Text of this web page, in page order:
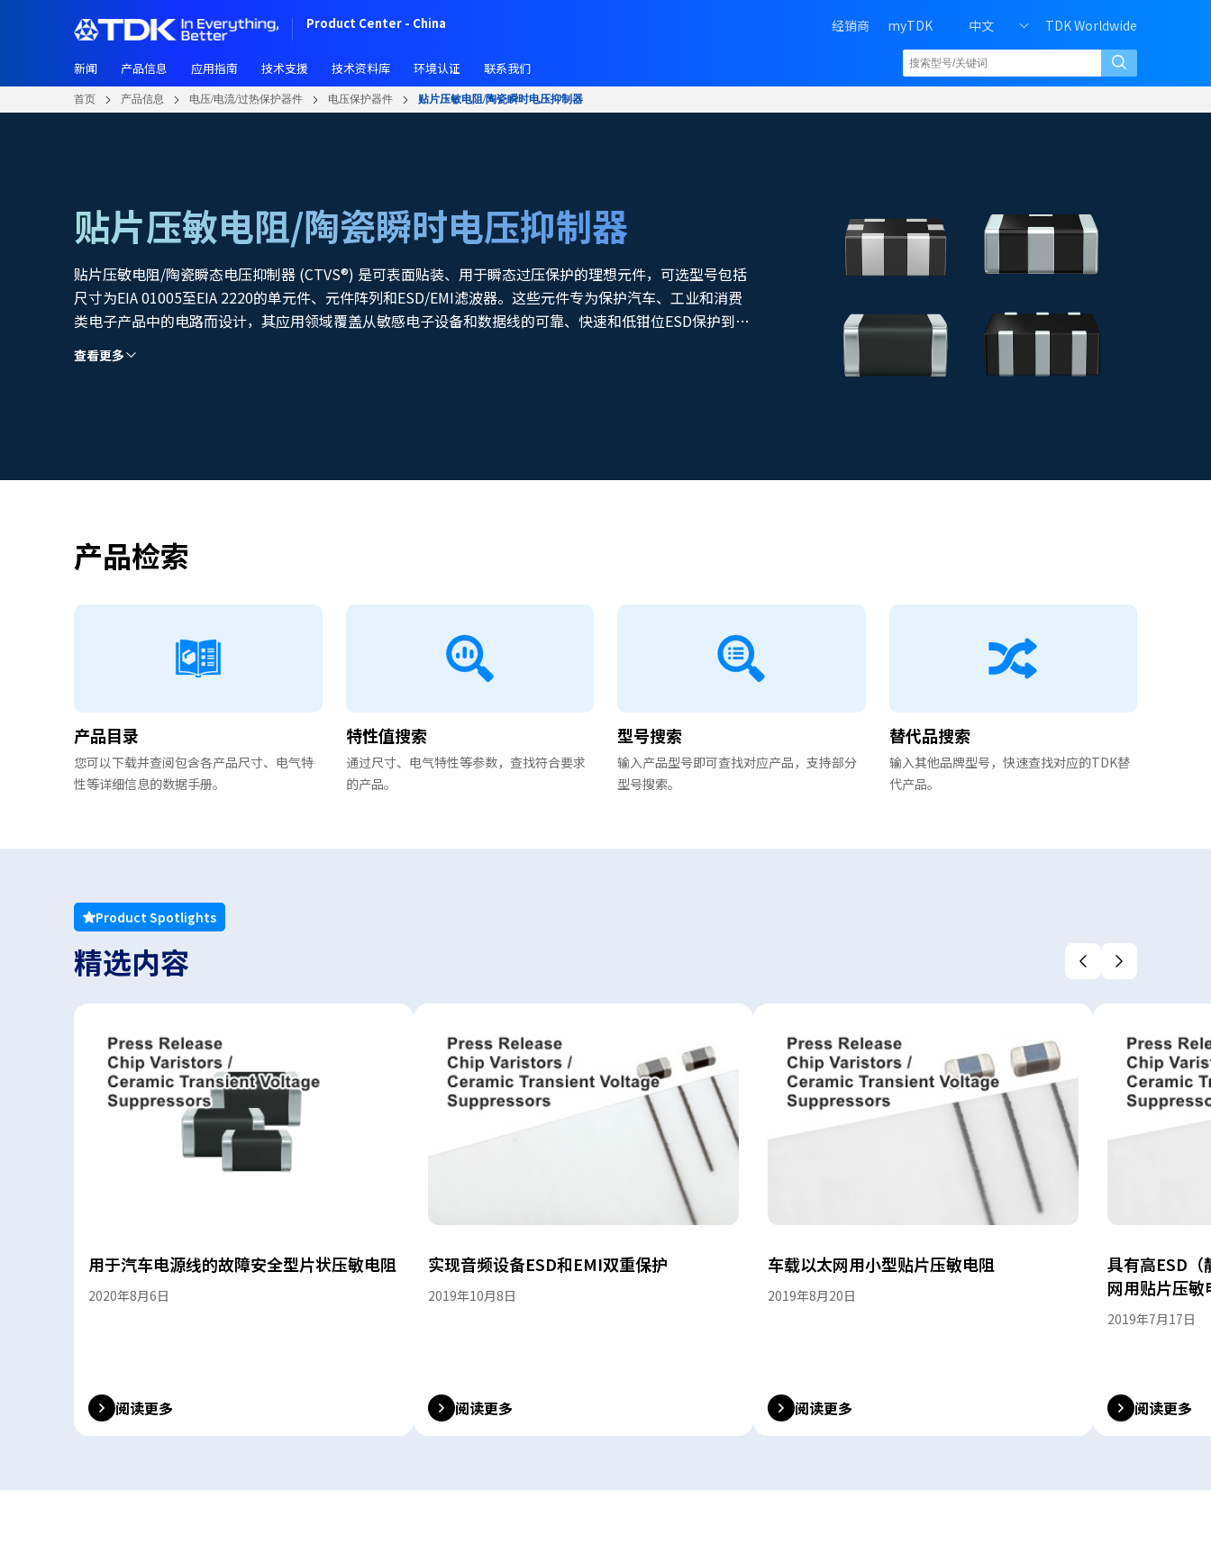
要
内
Product Center - China H
d
e
经销商 myTDK 中文 TDK Worldwide
新闻 产品信息 应用指南 技术支援 技术资料库 环境认证 联系我们
首页 产品信息 电压/电流/过热保护器件 电压保护器件 贴片压敏电阻/陶瓷瞬时电压抑制器
贴片压敏电阻/陶瓷瞬时电压抑制器
贴片压敏电阻/陶瓷瞬态电压抑制器 (CTVS®) 是可表面贴装、用于瞬态过压保护的理想元件，可选型号包括
尺寸为EIA 01005至EIA 2220的单元件、元件阵列和ESD/EMI滤波器。这些元件专为保护汽车、工业和消费
类电子产品中的电路而设计，其应用领域覆盖从敏感电子设备和数据线的可靠、快速和低钳位ESD保护到用
于防止严重电子瞬态的高能量吸收。其中，ESD/EMI滤波器集ESD保护和EMI滤波功能（如手机的音频线或
高速汽车总线系统）于一身。
查看更多
产品检索
产品目录
您可以下载并查阅包含各产品尺寸、电气特
性等详细信息的数据手册。
特性值搜索
通过尺寸、电气特性等参数，查找符合要求
的产品。
型号搜索
输入产品型号即可查找对应产品，支持部分
型号搜索。
替代品搜索
输入其他品牌型号，快速查找对应的TDK替
代产品。
Product Spotlights
精选内容
用于汽车电源线的故障安全型片状压敏电阻
2020年8月6日
阅读更多
实现音频设备ESD和EMI双重保护
2019年10月8日
阅读更多
车载以太网用小型贴片压敏电阻
2019年8月20日
阅读更多
具有高ESD
网用贴片压敏
2019年7月17日
阅读更多